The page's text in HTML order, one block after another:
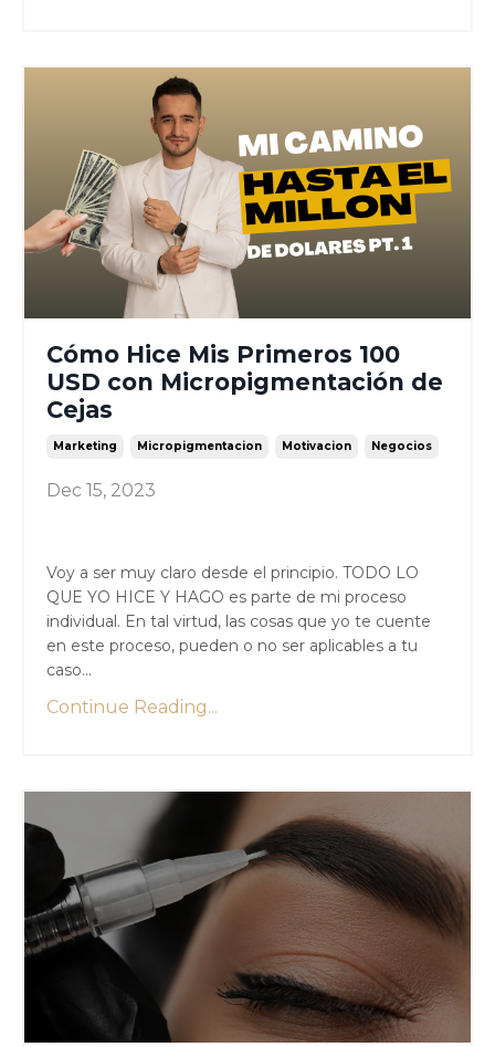
Cómo Hice Mis Primeros 100
USD con Micropigmentación de
Cejas
Marketing Micropigmentacion Motivacion Negocios
Dec 15, 2023
Voy a ser muy claro desde el principio. TODO LO
QUE YO HICE Y HAGO es parte de mi proceso
individual. En tal virtud, las cosas que yo te cuente
en este proceso, pueden o no ser aplicables a tu
caso...
Continue Reading...